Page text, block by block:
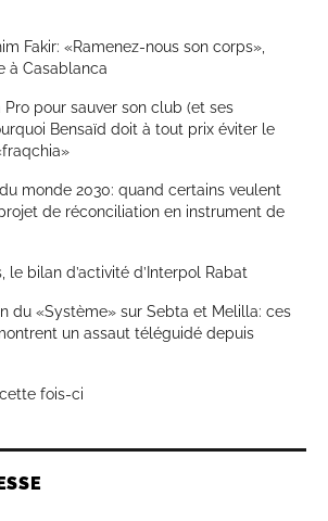
Fakir: «Ramenez-nous son corps»,
à Casablanca
Pro pour sauver son club (et ses
Bensaïd doit à tout prix éviter le
monde 2030: quand certains veulent
de réconciliation en instrument de
le bilan d’activité d’Interpol Rabat
du «Système» sur Sebta et Melilla: ces
un assaut téléguidé depuis
fois-ci